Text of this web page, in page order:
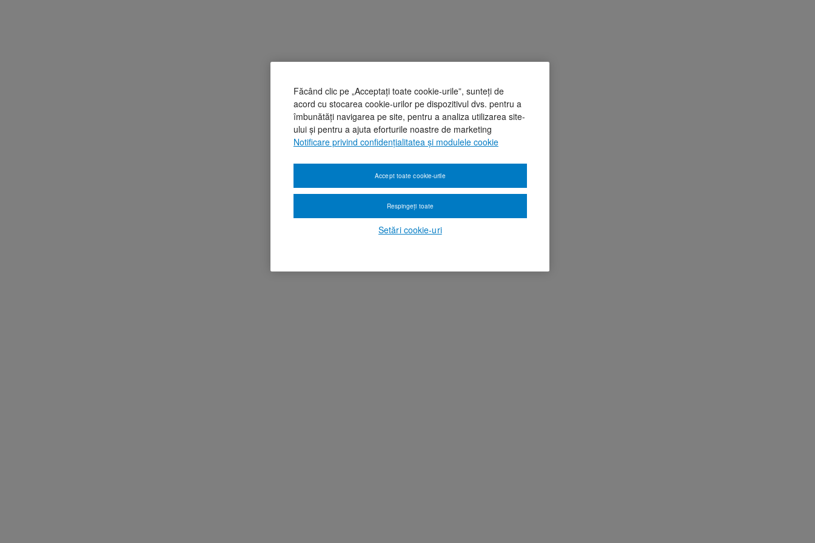
Făcând clic pe „Acceptați toate cookie-urile”, sunteți de
acord cu stocarea cookie-urilor pe dispozitivul dvs. pentru a
îmbunătăți navigarea pe site, pentru a analiza utilizarea site-
ului și pentru a ajuta eforturile noastre de marketing
Notificare privind confidențialitatea și modulele cookie
Setări cookie-uri
Respingeți toate
Accept toate cookie-urile